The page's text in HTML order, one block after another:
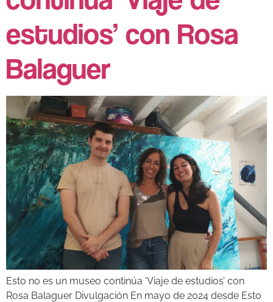
estudios’ con Rosa
Balaguer
Esto no es un museo continúa ‘Viaje de estudios’ con
Rosa Balaguer Divulgación En mayo de 2024 desde Esto